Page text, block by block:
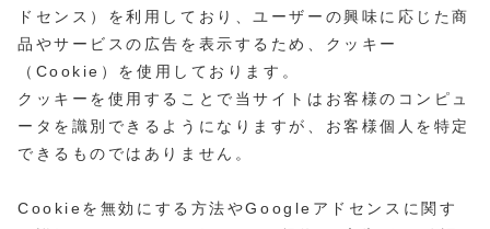
ドセンス）を利用しており、ユーザーの興味に応じた商
品やサービスの広告を表示するため、クッキー
（Cookie）を使用しております。
クッキーを使用することで当サイトはお客様のコンピュ
ータを識別できるようになりますが、お客様個人を特定
できるものではありません。
Cookieを無効にする方法やGoogleアドセンスに関す